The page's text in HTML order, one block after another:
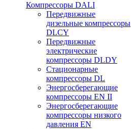
Компрессоры DALI
Передвижные
дизельные компрессоры
DLCY
Передвижные
электрические
компрессоры DLDY
Стационарные
компрессоры DL
Энергосберегающие
компрессоры EN II
Энергосберегающие
компрессоры низкого
давления EN